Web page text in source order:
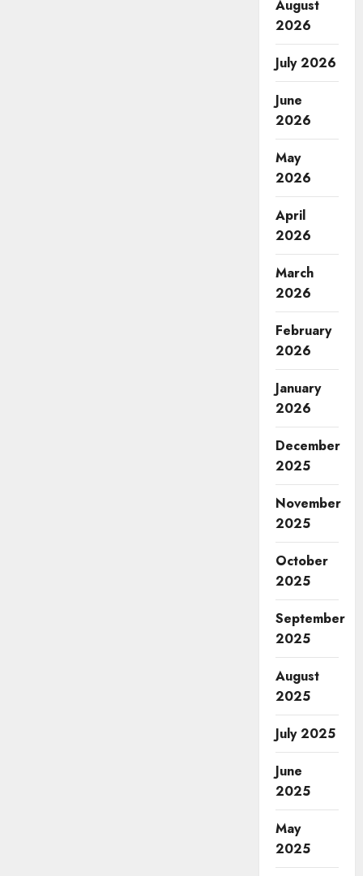
August
2026
July 2026
June
2026
May
2026
April
2026
March
2026
February
2026
January
2026
December
2025
November
2025
October
2025
September
2025
August
2025
July 2025
June
2025
May
2025